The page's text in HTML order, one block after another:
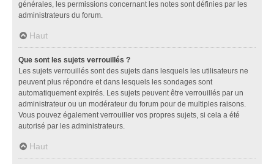
générales, les permissions concernant les notes sont définies par les
administrateurs du forum.
Haut
Que sont les sujets verrouillés ?
Les sujets verrouillés sont des sujets dans lesquels les utilisateurs ne
peuvent plus répondre et dans lesquels les sondages sont
automatiquement expirés. Les sujets peuvent être verrouillés par un
administrateur ou un modérateur du forum pour de multiples raisons.
Vous pouvez également verrouiller vos propres sujets, si cela a été
autorisé par les administrateurs.
Haut